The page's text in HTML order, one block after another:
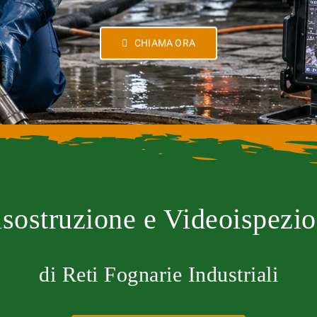
CHIAMA ORA
e
di Reti Fognarie Industriali